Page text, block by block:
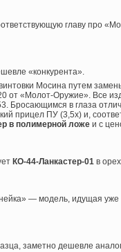
главу про
«конкурента».
Мосина путем
«Молот-Оружие». Все
Бросающимся в глаза
прицел ПУ (3,5х) и,
в полимерной ложе и с
КО-44-Ланкастер-01 в
— модель, идущая
заметно дешевле